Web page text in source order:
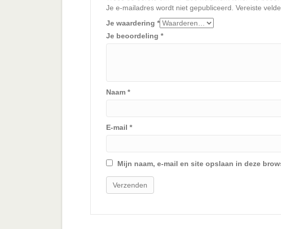
Je e-mailadres wordt niet gepubliceerd. Vereiste
Je waardering *
Je beoordeling *
Naam *
E-mail *
Mijn naam, e-mail en site opslaan in deze